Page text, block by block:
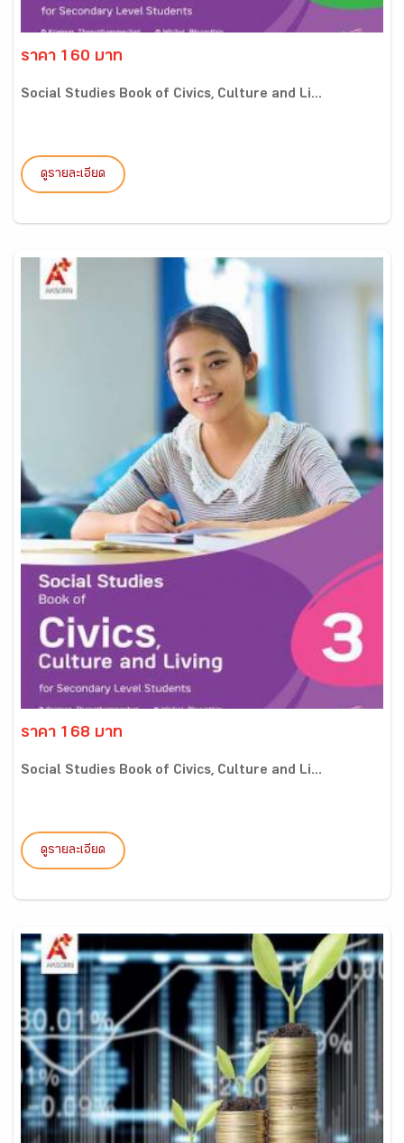
ราคา 160 บาท
Social Studies Book of Civics, Culture and Li...
ดูรายละเอียด
ราคา 168 บาท
Social Studies Book of Civics, Culture and Li...
ดูรายละเอียด